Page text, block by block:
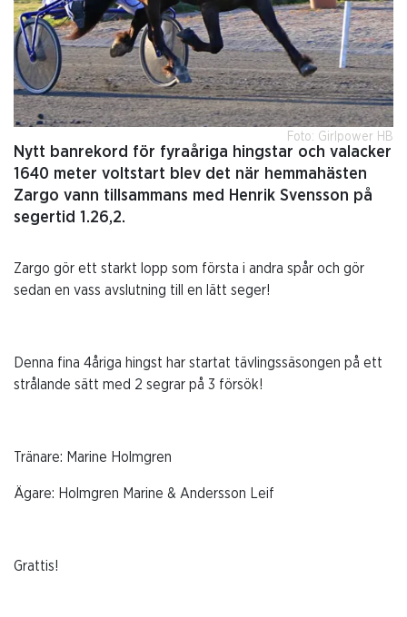
Foto: Girlpower HB
Nytt banrekord för fyraåriga hingstar och valacker
1640 meter voltstart blev det när hemmahästen
Zargo vann tillsammans med Henrik Svensson på
segertid 1.26,2.
Zargo gör ett starkt lopp som första i andra spår och gör
sedan en vass avslutning till en lätt seger!
Denna fina 4åriga hingst har startat tävlingssäsongen på ett
strålande sätt med 2 segrar på 3 försök!
Tränare: Marine Holmgren
Ägare: Holmgren Marine & Andersson Leif
Grattis!